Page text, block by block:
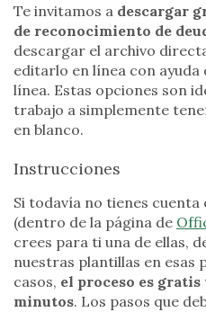
Te invitamos a descargar
de reconocimiento de
descargar el archivo
editarlo en línea con ayuda
línea. Estas opciones son
trabajo a simplemente
en blanco.
Instrucciones
Si todavía no tienes cuenta
(dentro de la página de
crees para ti una de ellas,
nuestras plantillas en esas
casos, el proceso es gratis
minutos. Los pasos que